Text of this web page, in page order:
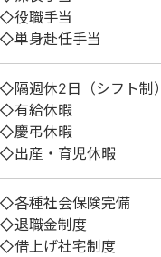
◇役職手当
◇単身赴任手当
◇隔週休2日（シフト制）
◇有給休暇
◇慶弔休暇
◇出産・育児休暇
◇各種社会保険完備
◇退職金制度
◇借上げ社宅制度